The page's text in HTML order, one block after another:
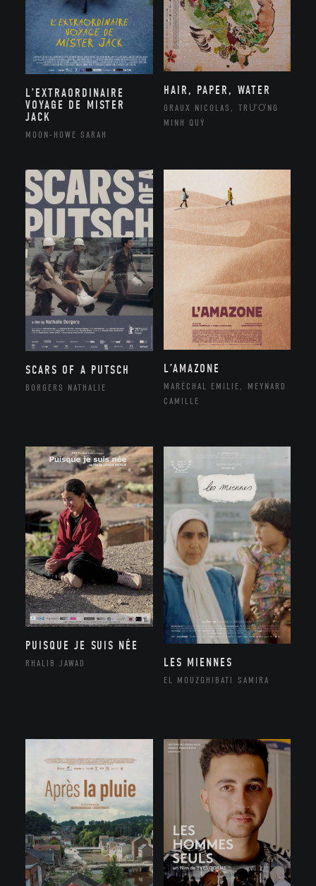
L’EXTRAORDINAIRE
VOYAGE DE MISTER
JACK
MOON-HOWE SARAH
HAIR, PAPER, WATER
GRAUX NICOLAS, TRƯƠNG
MINH QUÝ
SCARS OF A PUTSCH
BORGERS NATHALIE
L’AMAZONE
MARÉCHAL EMILIE, MEYNARD
CAMILLE
PUISQUE JE SUIS NÉE
RHALIB JAWAD LES MIENNES
EL MOUZGHIBATI SAMIRA